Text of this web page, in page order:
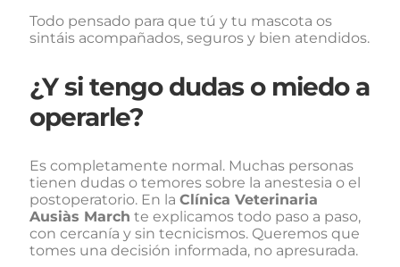
Todo pensado para que tú y tu mascota os
sintáis acompañados, seguros y bien atendidos.
¿Y si tengo dudas o miedo a
operarle?
Es completamente normal. Muchas personas
tienen dudas o temores sobre la anestesia o el
postoperatorio. En la Clínica Veterinaria
Ausiàs March te explicamos todo paso a paso,
con cercanía y sin tecnicismos. Queremos que
tomes una decisión informada, no apresurada.